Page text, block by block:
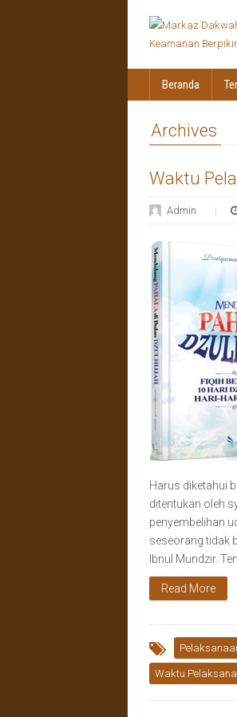
Beranda
Archives
Waktu
Admin
Harus diketahui
ditentukan oleh
penyembelihan
seseorang tidak
Ibnul Mundzir.
Read More
Waktu